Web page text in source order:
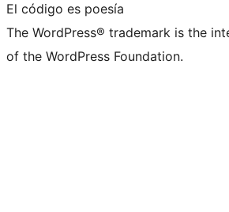
El código es poesía
The WordPress® trademark is the
of the WordPress Foundation.